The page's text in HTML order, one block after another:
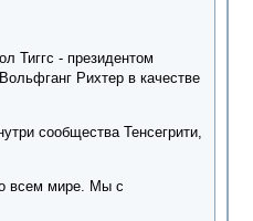
Тиггс - президентом
Рихтер в качестве
сообщества Тенсегрити,
всем мире. Мы с